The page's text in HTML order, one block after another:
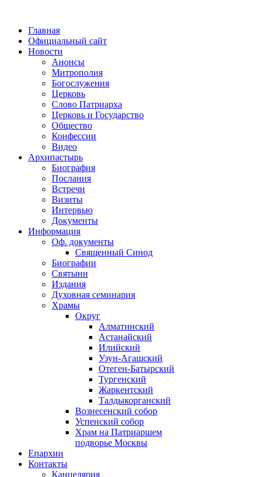
Главная
Официальный сайт
Новости
Анонсы
Митрополия
Богослужения
Церковь
Слово Патриарха
Церковь и Государство
Общество
Конфессии
Видео
Архипастырь
Биография
Послания
Встречи
Визиты
Интервью
Документы
Информация
Оф. документы
Священный Синод
Биографии
Святыни
Издания
Духовная семинария
Храмы
Округ
Алматинский
Астанайский
Илийский
Узун-Агашский
Отеген-Батырский
Тургенский
Жаркентский
Талдыкорганский
Вознесенский собор
Успенский собор
Храм на Патриаршем
подворье Москвы
Епархии
Контакты
Канцелярия